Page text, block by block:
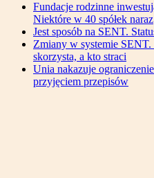
Fundacje rodzinne
Niektóre w 40 spółek naraz
Jest sposób na SENT.
Zmiany w systemie
skorzysta, a kto straci
Unia nakazuje
przyjęciem przepisów